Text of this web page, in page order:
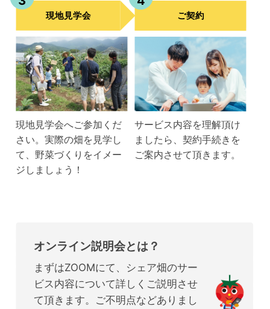
現地見学会
現地見学会へご参加くだ
さい。実際の畑を見学し
て、野菜づくりをイメー
ジしましょう！
ご契約
サービス内容を理解頂け
ましたら、契約手続きを
ご案内させて頂きます。
オンライン説明会とは？
まずはZOOMにて、シェア畑のサー
ビス内容について詳しくご説明させ
て頂きます。ご不明点などありまし